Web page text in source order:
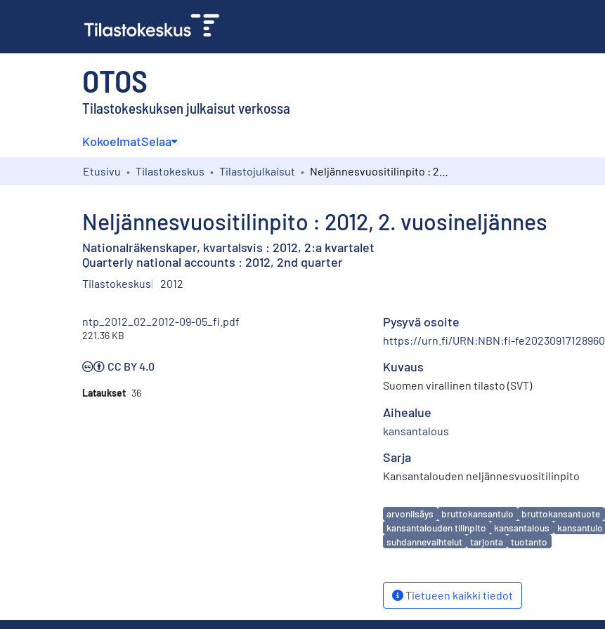
OTOS
Tilastokeskuksen julkaisut verkossa
KokoelmatSelaa
Etusivu Tilastokeskus Tilastojulkaisut
Neljännesvuositilinpito : 2012, 2. vuosineljännes
Nationalräkenskaper, kvartalsvis : 2012, 2:a kvartalet
Quarterly national accounts : 2012, 2nd quarter
Tilastokeskus 2012
ntp_2012_02_2012-09-05_fi.pdf
221.36 KB
CC BY 4.0
Lataukset 36
Pysyvä osoite
https://urn.fi/URN:NBN:fi-fe20230917128960
Kuvaus
Suomen virallinen tilasto (SVT)
Aihealue
kansantalous
Sarja
Kansantalouden neljännesvuositilinpito
Avainsanat
arvonlisäys bruttokansantulo bruttokansantuote
kansantalouden tilinpito
kansantalous kansantulo
suhdannevaihtelut
tarjonta tuotanto
Tietueen kaikki tiedot